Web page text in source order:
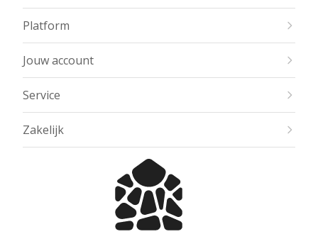
Platform
Jouw account
Service
Zakelijk